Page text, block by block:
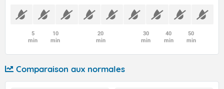
5
min
10
min
20
min
30
min
40
min
50
min
Comparaison aux normales